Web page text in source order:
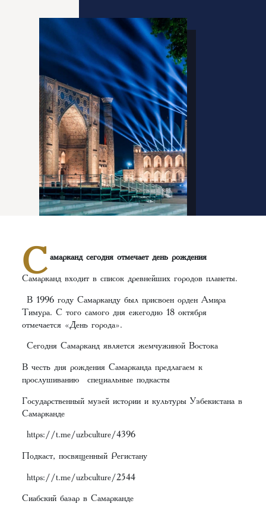
С амарканд сегодня отмечает день рождения
Самарканд входит в список древнейших городов планеты.
В 1996 году Самарканду был присвоен орден Амира
Тимура. С того самого дня ежегодно 18 октября
отмечается «День города».
Сегодня Самарканд является жемчужиной Востока
В честь дня рождения Самарканда предлагаем к
прослушиванию специальные подкасты
Государственный музей истории и культуры Узбекистана в
Самарканде
https://t.me/uzbculture/4396
Подкаст, посвященный Регистану
https://t.me/uzbculture/2544
Сиабский базар в Самарканде